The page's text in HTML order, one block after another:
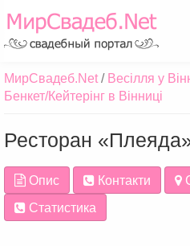
МирСвадеб.Net
Весілля у
Бенкет/Кейтерінг в Вінниці
Ресторан
Опис Контакти
Статистика